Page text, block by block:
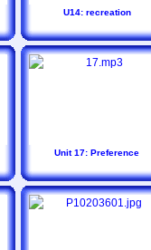
U14: recreation
Unit 17: Preference